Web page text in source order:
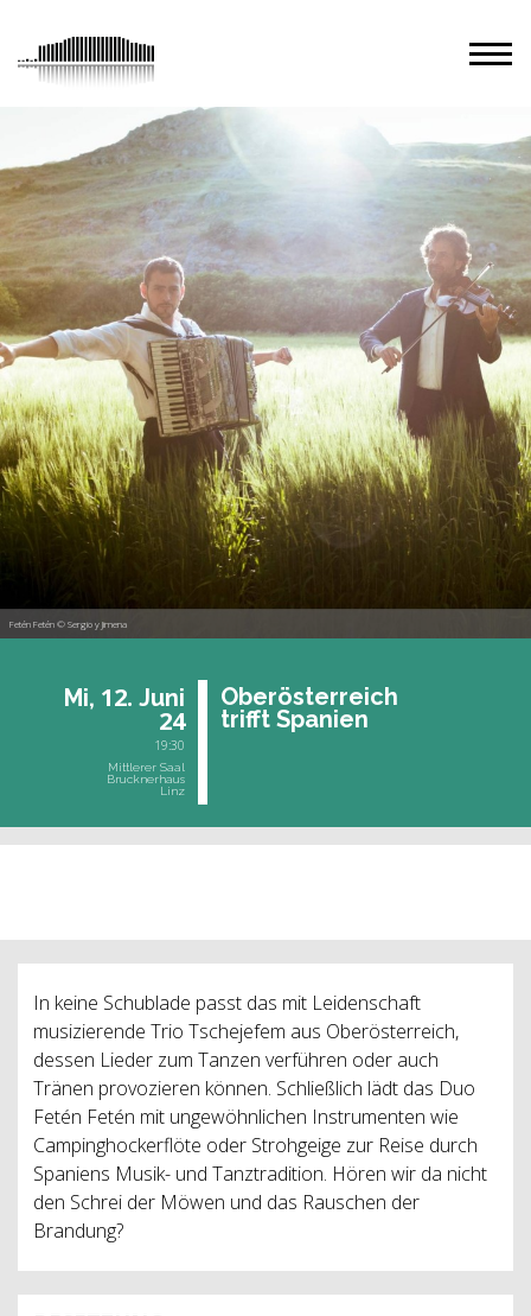
Fetén Fetén © Sergio y Jimena
Mi, 12. Juni
24
19:30
Mittlerer Saal
Brucknerhaus
Linz
Ober­ös­ter­reich
trifft Spa­ni­en
In keine Schublade passt das mit Leidenschaft
musizierende Trio Tschejefem aus Oberösterreich,
dessen Lieder zum Tanzen verführen oder auch
Tränen provozieren können. Schließlich lädt das Duo
Fetén Fetén mit ungewöhnlichen Instrumenten wie
Campinghockerflöte oder Strohgeige zur Reise durch
Spaniens Musik- und Tanztradition. Hören wir da nicht
den Schrei der Möwen und das Rauschen der
Brandung?